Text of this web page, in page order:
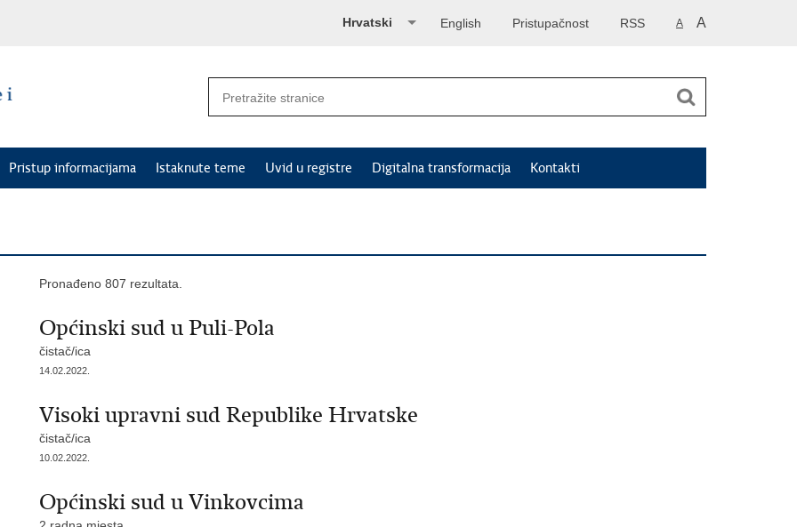
A A
RSS
Pristupačnost
English
Hrvatski
Pristup informacijama Istaknute teme Uvid u registre Digitalna transformacija Kontakti
Pronađeno 807 rezultata.
Općinski sud u Puli-Pola
čistač/ica
14.02.2022.
Visoki upravni sud Republike Hrvatske
čistač/ica
10.02.2022.
Općinski sud u Vinkovcima